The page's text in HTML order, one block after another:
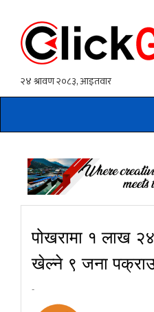
पोखरामा १ लाख
खेल्ने ९ जना
-